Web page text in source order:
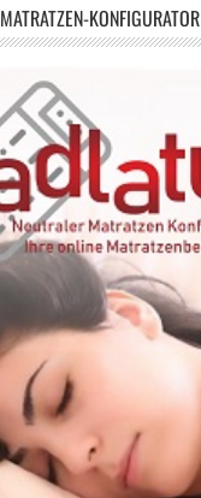
MATRATZEN-KONFIGURATOR